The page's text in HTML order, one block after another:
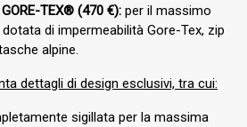
TEX® (470 €): per il massimo
di impermeabilità Gore-Tex, zip
alpine.
dettagli di design esclusivi, tra cui:
sigillata per la massima